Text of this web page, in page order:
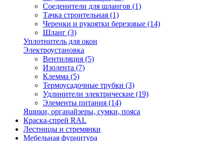
Соеденители для шлангов (1)
Тачка строительная (1)
Черенки и рукоятки березовые (14)
Шланг (3)
Уплотнитель для окон
Электроустановка
Вентиляция (5)
Изолента (7)
Клемма (5)
Термоусадочные трубки (3)
Удлинители электрические (19)
Элементы питания (14)
Ящики, органайзеры, сумки, пояса
Краска-спрей RAL
Лестницы и стремянки
Мебельная фурнитура